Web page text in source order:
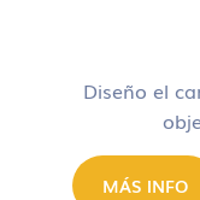
Diseño el
MÁS INFO